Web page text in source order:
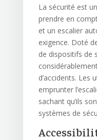
La sécurité est
prendre en
et un escalier
exigence. Doté
de dispositifs de
d’accidents. Les
emprunter
sachant qu’ils
systèmes de